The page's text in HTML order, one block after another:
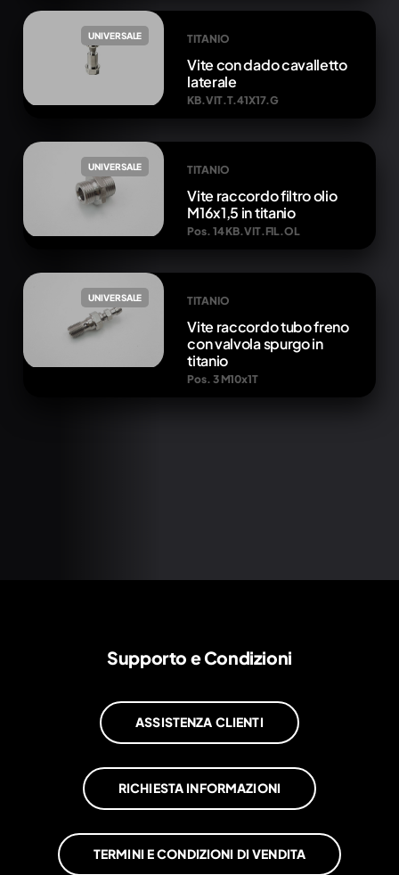
UNIVERSALE TITANIO
Vite con dado cavalletto
laterale
KB.VIT.T.41X17.G
UNIVERSALE TITANIO
Vite raccordo filtro olio
M16x1,5 in titanio
Pos. 14 KB.VIT.FIL.OL
UNIVERSALE TITANIO
Vite raccordo tubo freno
con valvola spurgo in
titanio
Pos. 3 M10x1T
Supporto e Condizioni
ASSISTENZA CLIENTI
RICHIESTA INFORMAZIONI
TERMINI E CONDIZIONI DI VENDITA